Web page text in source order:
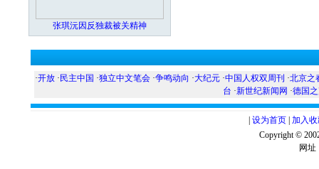
张琪沅因反独裁被关精神
·开放 · 民主中国 ·独立中文笔会 ·争鸣动向 ·大纪元 ·中国人权双周刊 ·北京之
台 ·新世纪新闻网 ·德国
设为首页 加入
Copyright ©
网址